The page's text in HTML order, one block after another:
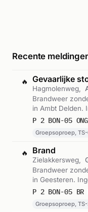
Recente
🔥 Gevaarlijke
Hagmolenweg,
Brandweer
in Ambt Delden.
6332. Let op:
Groepsoproep,
🔥 Brand
Zielakkersweg,
Brandweer
in Geesteren.
3631. Gemeld
Groepsoproep,